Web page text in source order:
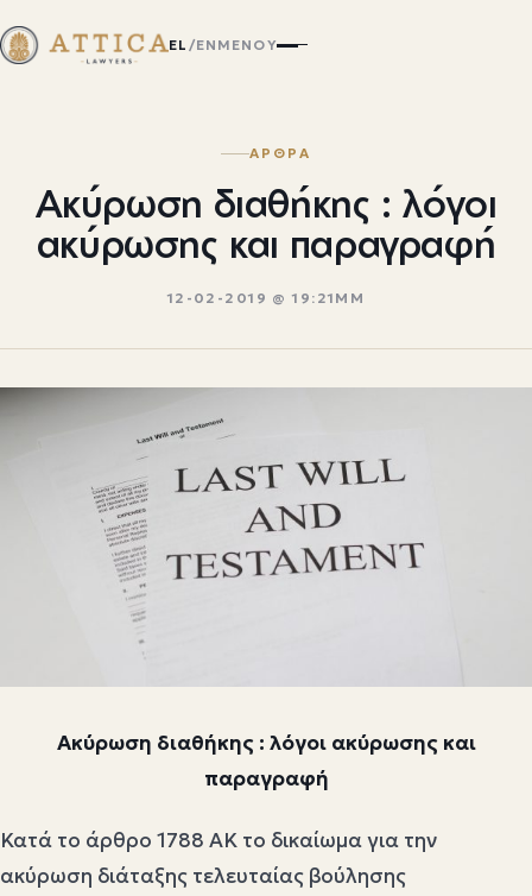
EL /EN ΜΕΝΟΎ
ΑΡΘΡΑ
Ακύρωση διαθήκης : λόγοι
ακύρωσης και παραγραφή
12-02-2019 @ 19:21ΜΜ
Ακύρωση διαθήκης : λόγοι ακύρωσης και
παραγραφή
Κατά το άρθρο 1788 ΑΚ το δικαίωμα για την
ακύρωση διάταξης τελευταίας βούλησης